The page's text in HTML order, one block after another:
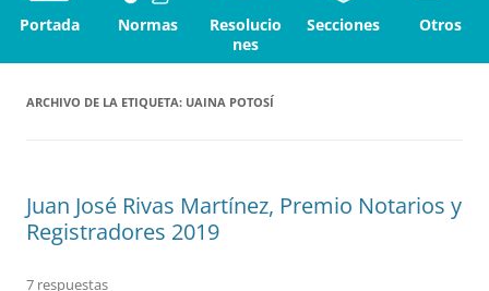
Portada Normas
Resolucio
nes
Secciones Otros
ARCHIVO DE LA ETIQUETA: UAINA POTOSÍ
Juan José Rivas Martínez, Premio Notarios y
Registradores 2019
7 respuestas